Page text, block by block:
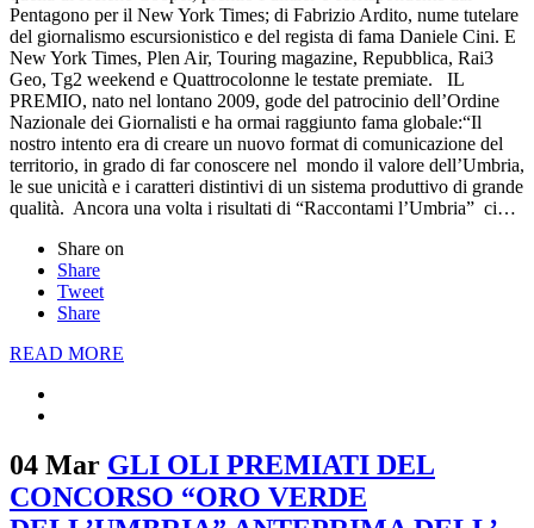
Pentagono per il New York Times; di Fabrizio Ardito, nume tutelare
del giornalismo escursionistico e del regista di fama Daniele Cini. E
New York Times, Plen Air, Touring magazine, Repubblica, Rai3
Geo, Tg2 weekend e Quattrocolonne le testate premiate. IL
PREMIO, nato nel lontano 2009, gode del patrocinio dell’Ordine
Nazionale dei Giornalisti e ha ormai raggiunto fama globale:“Il
nostro intento era di creare un nuovo format di comunicazione del
territorio, in grado di far conoscere nel mondo il valore dell’Umbria,
le sue unicità e i caratteri distintivi di un sistema produttivo di grande
qualità. Ancora una volta i risultati di “Raccontami l’Umbria” ci…
Share on
Share
Tweet
Share
READ MORE
04 Mar GLI OLI PREMIATI DEL
CONCORSO “ORO VERDE